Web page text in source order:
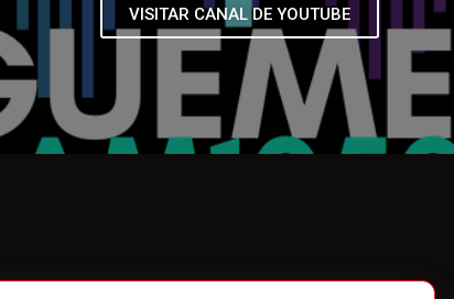
VISITAR CANAL DE YOUTUBE